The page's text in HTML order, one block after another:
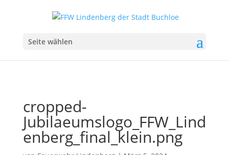
Seite wählen
cropped-
Jubilaeumslogo_FFW_Lind
enberg_final_klein.png